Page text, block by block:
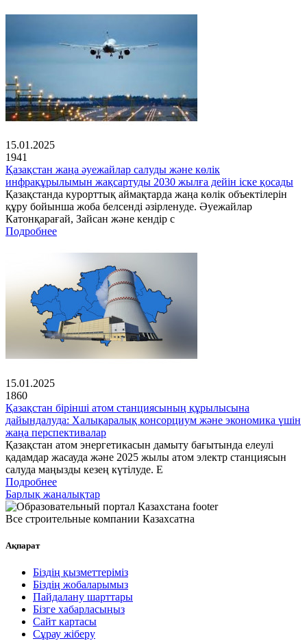
15.01.2025
1941
Қазақстан жаңа әуежайлар салуды және көлік
инфрақұрылымын жақсартуды 2030 жылға дейін іске қосады
Қазақстанда курорттық аймақтарда жаңа көлік объектілерін
құру бойынша жоба белсенді әзірленуде. Әуежайлар
Катонқарағай, Зайсан және кендір с
Подробнее
15.01.2025
1860
Қазақстан бірінші атом станциясының құрылысына
дайындалуда: Халықаралық консорциум және экономика үшін
жаңа перспективалар
Қазақстан атом энергетикасын дамыту бағытында елеулі
қадамдар жасауда және 2025 жылы атом электр станциясын
салуда маңызды кезең күтілуде. Е
Подробнее
Барлық жаңалықтар
Все строительные компании Казахсатна
Ақпарат
Біздің қызметтеріміз
Біздің жобаларымыз
Пайдалану шарттары
Бізге хабарласыңыз
Сайт картасы
Сұрау жіберу